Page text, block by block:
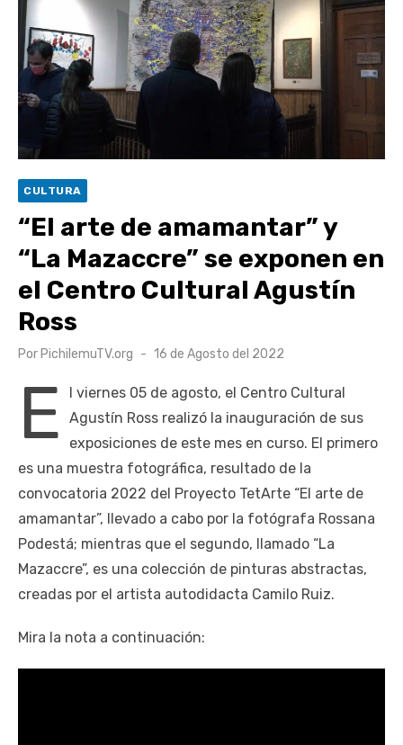
Retrospectiva 2026 | Capítulo 03: lessons on flight – Cecilia
Araneda
Cantor Popular Raúl Acevedo celebra 50 años de carrera en
Pichilemu
Cóctel de Sábado: Sistema frontal en Pichilemu junto al
alcalde Roberto Córdova
esterilización de mascotas
CULTURA
“El arte de amamantar” y
“La Mazaccre” se exponen en
el Centro Cultural Agustín
Ross
Por PichilemuTV.org
Publicado
16 de Agosto del 2022
E
l viernes 05 de agosto, el Centro Cultural
Agustín Ross realizó la inauguración de sus
exposiciones de este mes en curso. El primero
es una muestra fotográfica, resultado de la
convocatoria 2022 del Proyecto TetArte “El arte de
amamantar”, llevado a cabo por la fotógrafa Rossana
Podestá; mientras que el segundo, llamado “La
Mazaccre”, es una colección de pinturas abstractas,
creadas por el artista autodidacta Camilo Ruiz.
Mira la nota a continuación: